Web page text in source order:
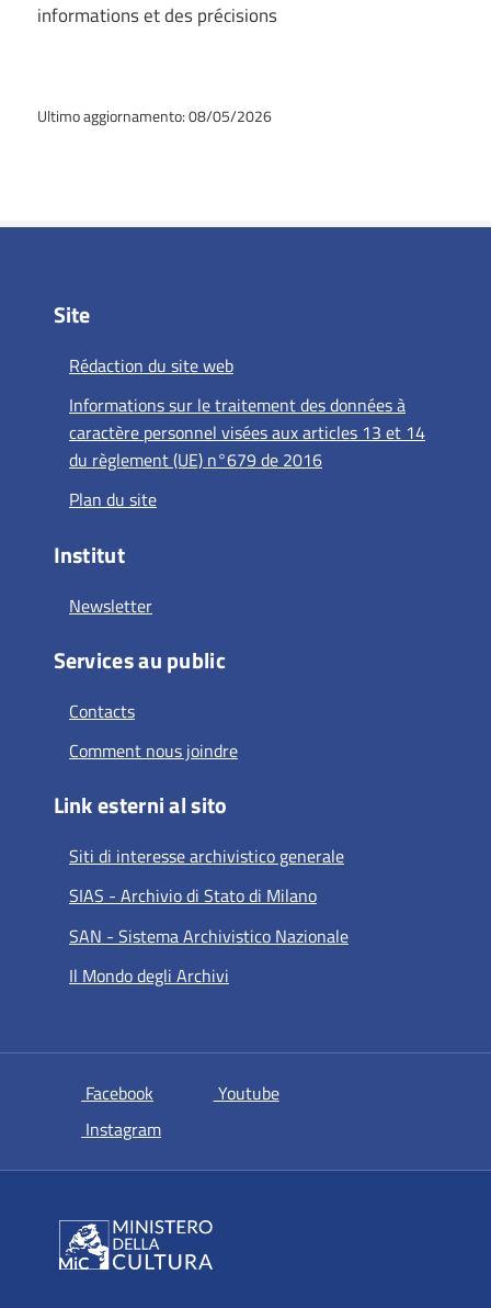
informations et des précisions
Ultimo aggiornamento: 08/05/2026
Site
Rédaction du site web
Informations sur le traitement des données à
caractère personnel visées aux articles 13 et 14
du règlement (UE) n°679 de 2016
Plan du site
Institut
Newsletter
Services au public
Contacts
Comment nous joindre
Link esterni al sito
Siti di interesse archivistico generale
SIAS - Archivio di Stato di Milano
SAN - Sistema Archivistico Nazionale
Il Mondo degli Archivi
Facebook si apre in una nuova scheda
Youtubesi apre in una nuova scheda
Instagramsi apre in una nuova scheda